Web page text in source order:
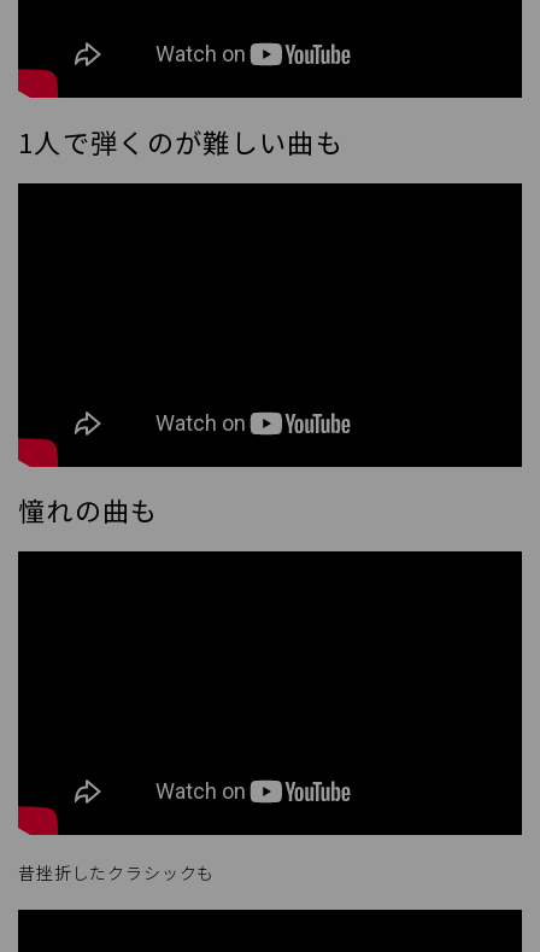
1人で弾くのが難しい曲も
憧れの曲も
昔挫折したクラシックも